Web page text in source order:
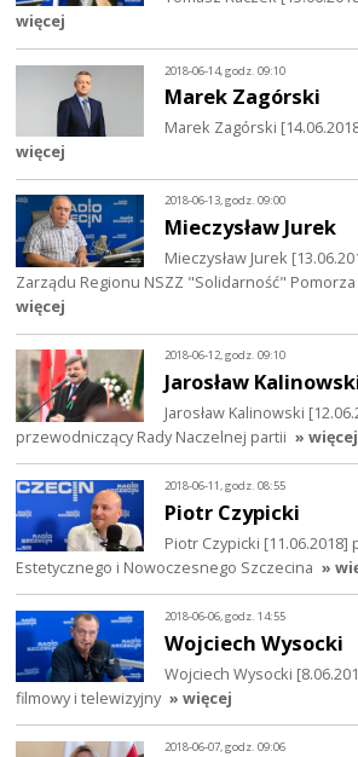
więcej
2018-06-14, godz. 09:10
Marek Zagórski
Marek Zagórski
więcej
2018-06-13, godz. 09:00
Mieczysław Jurek
Mieczysław Jurek
Zarządu Regionu NSZZ "Solidarność"
więcej
2018-06-12, godz. 09:10
Jarosław
Jarosław Kalinowski
przewodniczący Rady Naczelnej partii » więcej
2018-06-11, godz. 08:55
Piotr Czypicki
Piotr Czypicki
Estetycznego i Nowoczesnego Szczecina »
2018-06-06, godz. 14:55
Wojciech Wysocki
Wojciech Wysocki
filmowy i telewizyjny » więcej
2018-06-07, godz. 09:06